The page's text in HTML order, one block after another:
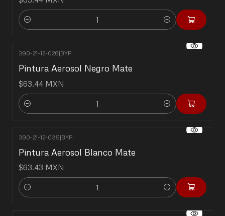
Cantidad
390-21-12-028|BYP
Pintura Aerosol Negro Mate
$63.44 MXN
Cantidad
390-21-12-035|BYP
Pintura Aerosol Blanco Mate
$63.43 MXN
Cantidad